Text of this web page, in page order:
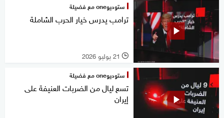
ستوديوone مع فضيلة
ترامب يدرس خيار الحرب الشاملة
l 21 يوليو 2026
ستوديوone مع فضيلة
تسع ليال من الضربات العنيفة على
إيران